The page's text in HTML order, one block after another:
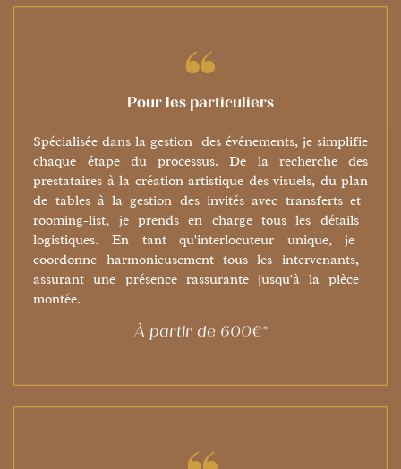
Pour les particuliers
Spécialisée dans la gestion des événements, je ​simplifie
chaque étape du processus. De la recherche ​des
prestataires à la création artistique des visuels, du ​plan
de tables à la gestion des invités avec transferts et ​
rooming-list, je prends en charge tous les détails ​
logistiques. En tant qu'interlocuteur unique, je ​
coordonne harmonieusement tous les intervenants, ​
assurant une présence rassurante jusqu'à la pièce ​
montée.
À partir de 600€*